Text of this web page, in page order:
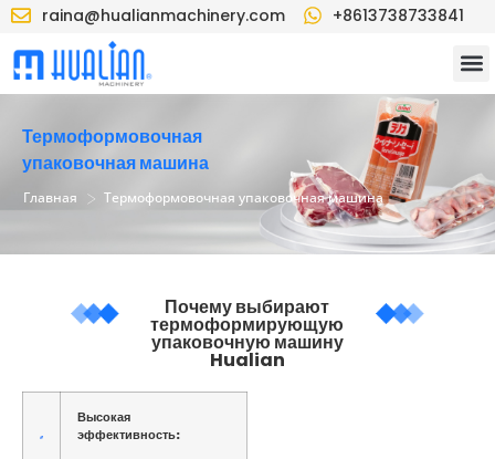
raina@hualianmachinery.com +8613738733841
Термоформовочная
упаковочная машина
Главная > Термоформовочная упаковочная машина
Почему выбирают
термоформирующую
упаковочную машину
Hualian
Высокая
эффективность: